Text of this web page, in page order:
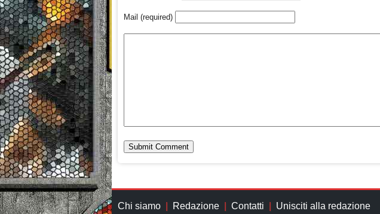
Mail (required)
Chi siamo Redazione Contatti Unisciti alla redazione